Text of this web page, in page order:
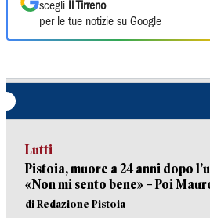
scegli
Il Tirreno
per le tue notizie su Google
Lutti
Pistoia, muore a 24 anni dopo
«Non mi sento bene» – Poi
di Redazione Pistoia